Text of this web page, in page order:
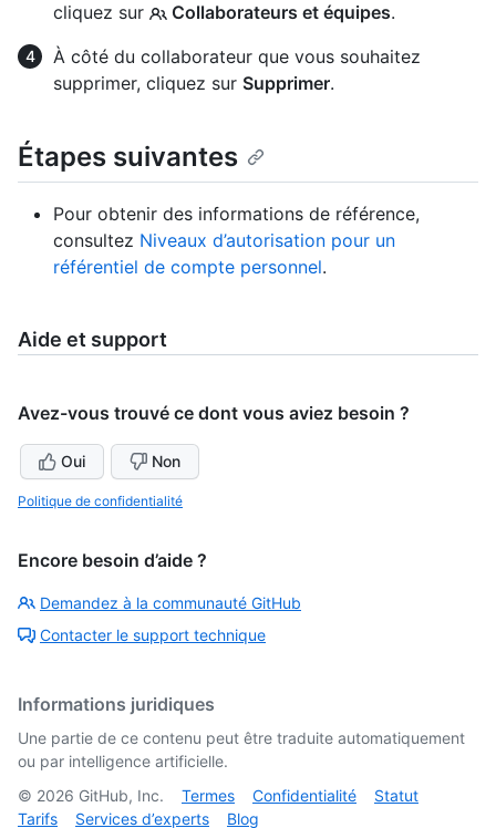
cliquez sur
Collaborateurs et équipes.
À côté du collaborateur que vous souhaitez
supprimer, cliquez sur Supprimer.
Étapes suivantes
Pour obtenir des informations de référence,
consultez Niveaux d’autorisation pour un
référentiel de compte personnel.
Aide et support
Avez-vous trouvé ce dont vous aviez besoin ?
Oui Non
Politique de confidentialité
Encore besoin d’aide ?
Demandez à la communauté GitHub
Contacter le support technique
Informations juridiques
Une partie de ce contenu peut être traduite automatiquement
ou par intelligence artificielle.
© 2026 GitHub, Inc. Termes Confidentialité
Statut
Tarifs
Services d’experts Blog